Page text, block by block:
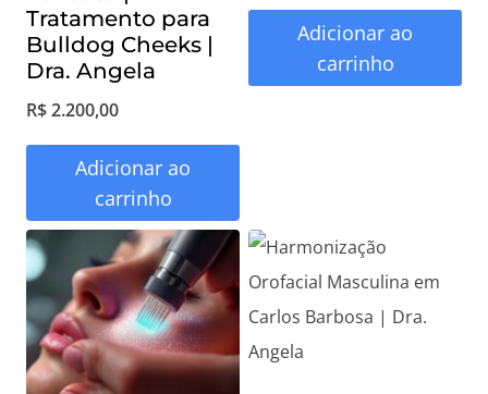
Tratamento para
Bulldog Cheeks |
Dra. Angela
R$2.200,00
Adicionar ao
carrinho
Adicionar ao
carrinho